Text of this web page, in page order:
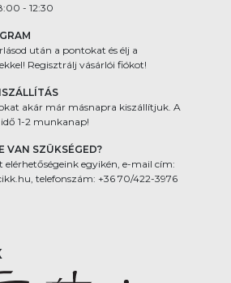
- 12:30
után a pontokat és élj a
Regisztrálj vásárlói fiókot!
akár már másnapra kiszállítjuk. A
1-2 munkanap!
VAN SZÜKSÉGED?
elérhetőségeink egyikén, e-mail cím:
telefonszám: +36 70/422-3976